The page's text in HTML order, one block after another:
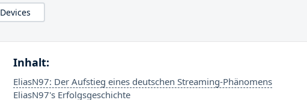
Devices
Inhalt:
EliasN97: Der Aufstieg eines deutschen Streaming-Phänomens
EliasN97's Erfolgsgeschichte